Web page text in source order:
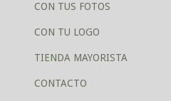
CON TUS FOTOS
CON TU LOGO
TIENDA MAYORISTA
CONTACTO